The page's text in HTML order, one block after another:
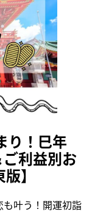
り！巳年
利益別お
】
叶う！開運初詣